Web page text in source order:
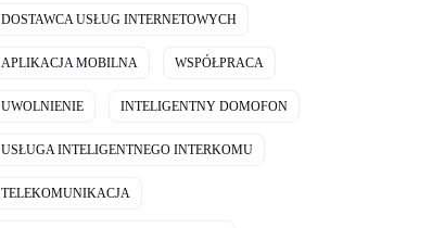
DOSTAWCA USŁUG INTERNETOWYCH
APLIKACJA MOBILNA WSPÓŁPRACA
UWOLNIENIE INTELIGENTNY DOMOFON
USŁUGA INTELIGENTNEGO INTERKOMU
TELEKOMUNIKACJA